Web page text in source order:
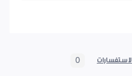
0